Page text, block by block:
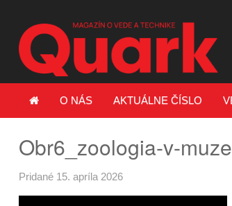
O NÁS AKTUÁLNE ČÍSLO
Obr6_zoologia-v-
Pridané 15. apríla 2026